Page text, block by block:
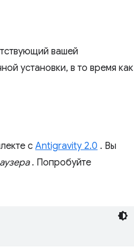
вашей
установки, в то время как
сAntigravity 2.0 . Вы
. Попробуйте